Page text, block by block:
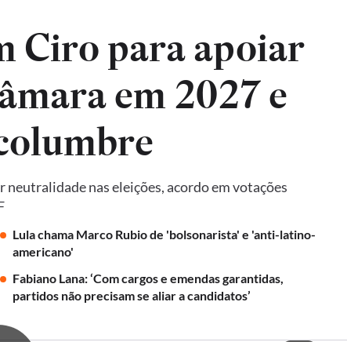
Ciro para apoiar
em 2027 e
nas eleições, acordo em votações
Lula chama Marco Rubio de 'bolsonarista' e 'anti-latino-
americano'
Fabiano Lana: ‘Com cargos e emendas garantidas,
partidos não precisam se aliar a candidatos’